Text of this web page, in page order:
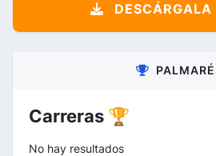
DESCÁRGALA
Carreras 🏆
No hay resultados